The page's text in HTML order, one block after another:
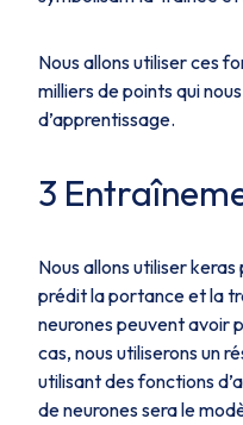
Nous allons utiliser ces
milliers de points qui
d’apprentissage.
3
Nous allons utiliser
prédit la portance et la
neurones peuvent avoir
cas, nous utiliserons un
utilisant des fonctions
de neurones sera le